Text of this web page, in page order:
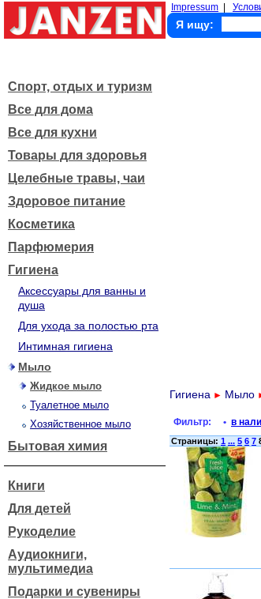
Impressum
Я ищу:
Спорт, отдых и туризм
Все для дома
Все для кухни
Товары для здоровья
Целебные травы, чаи
Здоровое питание
Косметика
Парфюмерия
Гигиена
Аксессуары для ванны и
душа
Для ухода за полостью рта
Интимная гигиена
Мыло
Жидкое мыло
Туалетное мыло
Хозяйственное мыло
Бытовая химия
Книги
Для детей
Рукоделие
Аудиокниги,
мультимедиа
Подарки и сувениры
Гигиена ► Мыло
Фильтр: • в
Страницы: 1 ... 5 6 7